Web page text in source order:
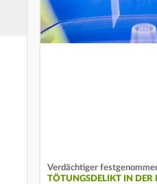
Verdächtiger
TÖTUNGSDELIKT IN DER